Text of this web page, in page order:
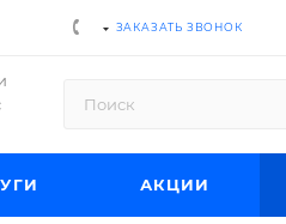
ЗАКАЗАТЬ ЗВОНОК
АКЦИИ